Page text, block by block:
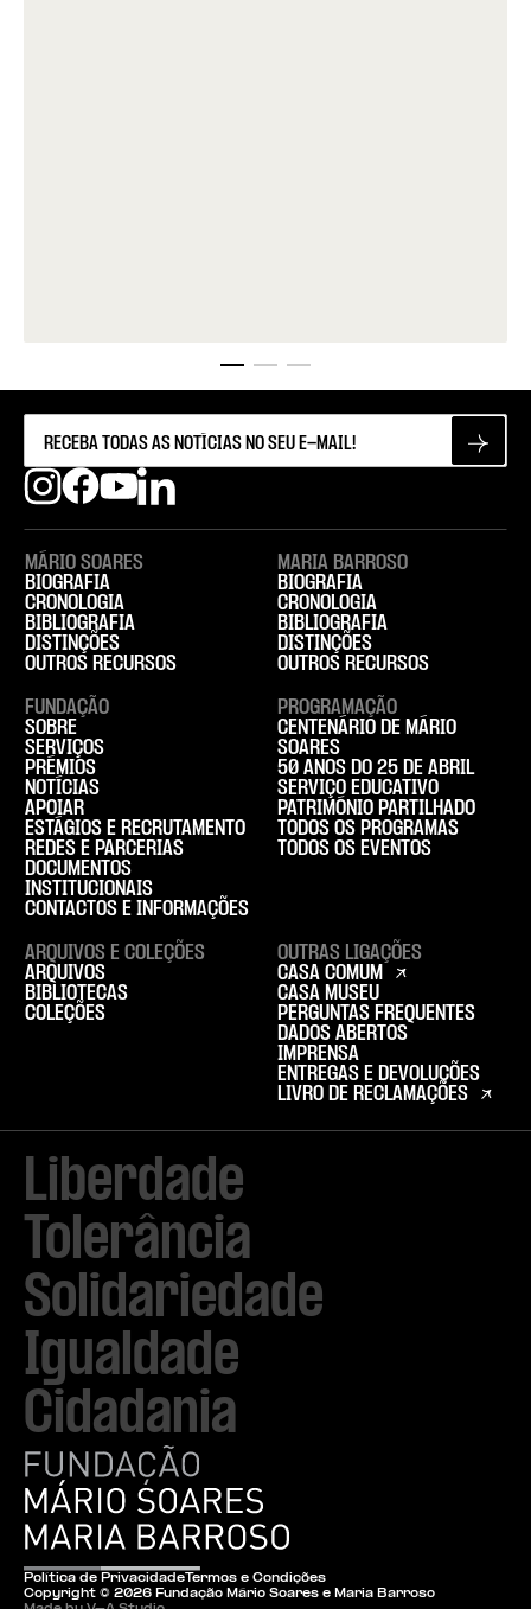
Liberdade
Tolerância
Solidariedade
Igualdade
Cidadania
Política de PrivacidadeTermos e Condições
Copyright © 2026 Fundação Mário Soares e Maria Barroso
MÁRIO SOARES
BIOGRAFIA
CRONOLOGIA
BIBLIOGRAFIA
DISTINÇÕES
OUTROS RECURSOS
MARIA BARROSO
BIOGRAFIA
CRONOLOGIA
BIBLIOGRAFIA
DISTINÇÕES
OUTROS RECURSOS
FUNDAÇÃO
SOBRE
SERVIÇOS
PRÉMIOS
NOTÍCIAS
APOIAR
ESTÁGIOS E RECRUTAMENTO
REDES E PARCERIAS
DOCUMENTOS
INSTITUCIONAIS
CONTACTOS E INFORMAÇÕES
PROGRAMAÇÃO
CENTENÁRIO DE MÁRIO
SOARES
50 ANOS DO 25 DE ABRIL
SERVIÇO EDUCATIVO
PATRIMÓNIO PARTILHADO
TODOS OS PROGRAMAS
TODOS OS EVENTOS
ARQUIVOS E COLEÇÕES
ARQUIVOS
BIBLIOTECAS
COLEÇÕES
OUTRAS LIGAÇÕES
CASA COMUM
CASA MUSEU
PERGUNTAS FREQUENTES
DADOS ABERTOS
IMPRENSA
ENTREGAS E DEVOLUÇÕES
LIVRO DE RECLAMAÇÕES